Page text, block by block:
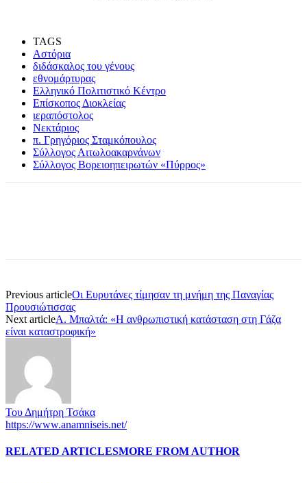
TAGS
Αστόρια
διδάσκαλος του γένους
εθνομάρτυρας
Ελληνικό Πολιτιστικό Κέντρο
Επίσκοπος Διοκλείας
ιεραπόστολος
Νεκτάριος
π. Γρηγόριος Σταμκόπουλος
Σύλλογος Αιτωλοακαρνάνων
Σύλλογος Βορειοηπειρωτών «Πύρρος»
Previous articleΟι Ευρυτάνες τίμησαν τη μνήμη της Παναγίας
Προυσιώτισσας
Next articleΑ. Μπαλτά: «Η ανθρωπιστική κατάσταση στη Γάζα
είναι καταστροφική»
Του Δημήτρη Τσάκα
https://www.anamniseis.net/
RELATED ARTICLESMORE FROM AUTHOR